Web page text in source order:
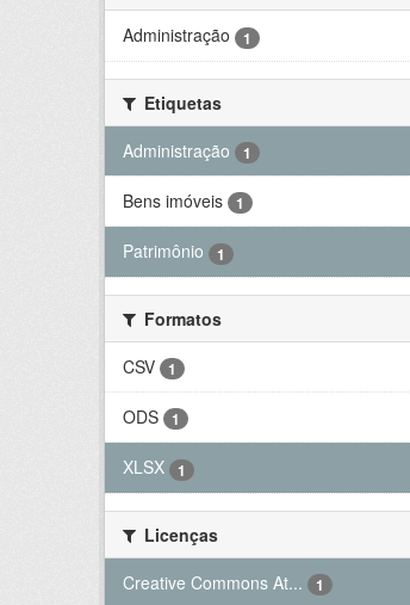
Administração
1
Etiquetas
Administração
1
Bens imóveis 1
Patrimônio 1
Formatos
CSV
1
ODS 1
XLSX 1
Licenças
Creative Commons At...
1